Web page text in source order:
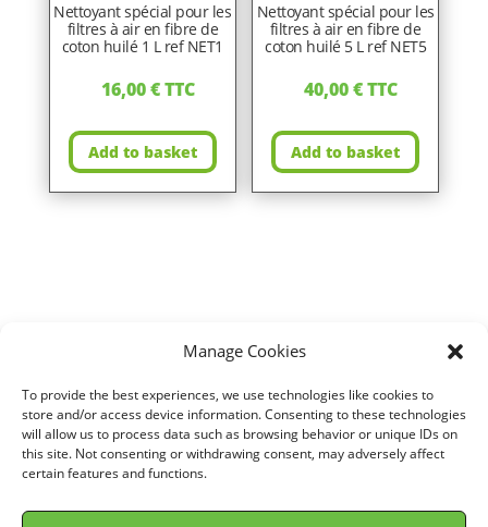
Manage Cookies
To provide the best experiences, we use technologies like cookies to
store and/or access device information. Consenting to these technologies
will allow us to process data such as browsing behavior or unique IDs on
this site. Not consenting or withdrawing consent, may adversely affect
certain features and functions.
Nettoyant spécial pour les
filtres à air en fibre de
coton huilé 1 L ref NET1
16,00€TTC
Add to basket
Nettoyant spécial pour les
filtres à air en fibre de
coton huilé 5 L ref NET5
40,00€TTC
Add to basket
Home VOITURE ALFA ROMEO 159 SPORTWAGON/
1,9L JTD M
16V (136 cv)/ Air filter for ALFA ROMEO 159 SPORTWAGON 1,9L
JTD M 16V (136 cv) years 05> ref. G591022